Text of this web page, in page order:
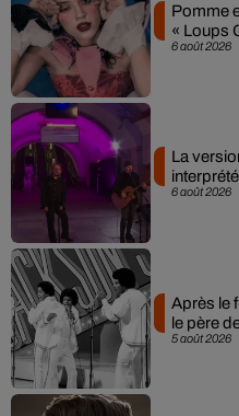
6 août 2026
Pomme
« Loups
6 août 2026
La
5 août 2026
Après le
le père